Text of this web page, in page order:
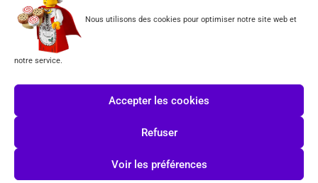
Nous utilisons des cookies pour optimiser notre site web et
notre service.
Accepter les cookies
Refuser
Voir les préférences
INSCRIPTION À LA NEWSLETTER
J'accepte les conditions duRGPD.